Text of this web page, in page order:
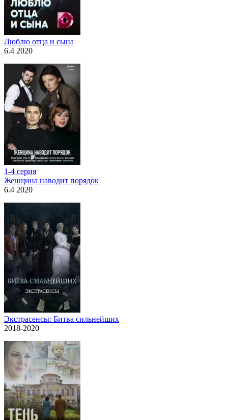
Люблю отца и сына
6.4 2020
1-4 серия
Женщина наводит порядок
6.4 2020
Экстрасенсы: Битва сильнейших
2018-2020